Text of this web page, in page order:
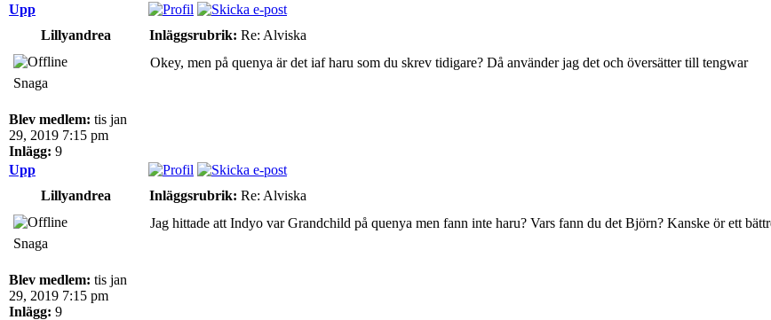
Upp
Lillyandrea
Inläggsrubrik: Re: Alviska
Snaga
Blev medlem: tis jan
29, 2019 7:15 pm
Inlägg: 9
Okey, men på quenya är det iaf haru som du skrev tidigare? Då använder jag det och översätter till tengwar
Upp
Lillyandrea
Inläggsrubrik: Re: Alviska
Snaga
Blev medlem: tis jan
29, 2019 7:15 pm
Inlägg: 9
Jag hittade att Indyo var Grandchild på quenya men fann inte haru? Vars fann du det Björn? Kanske ör ett